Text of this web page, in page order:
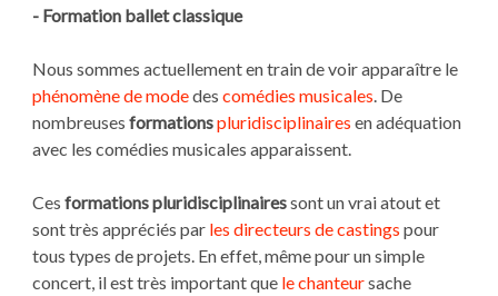
- Formation ballet classique
Nous sommes actuellement en train de voir apparaître le
phénomène de modedes comédies musicales. De
nombreuses formationspluridisciplinaires en adéquation
avec les comédies musicales apparaissent.
Ces formations pluridisciplinairessont un vrai atout et
sont très appréciés par les directeurs de castings pour
tous types de projets. En effet, même pour un simple
concert, il est très important que le chanteursache